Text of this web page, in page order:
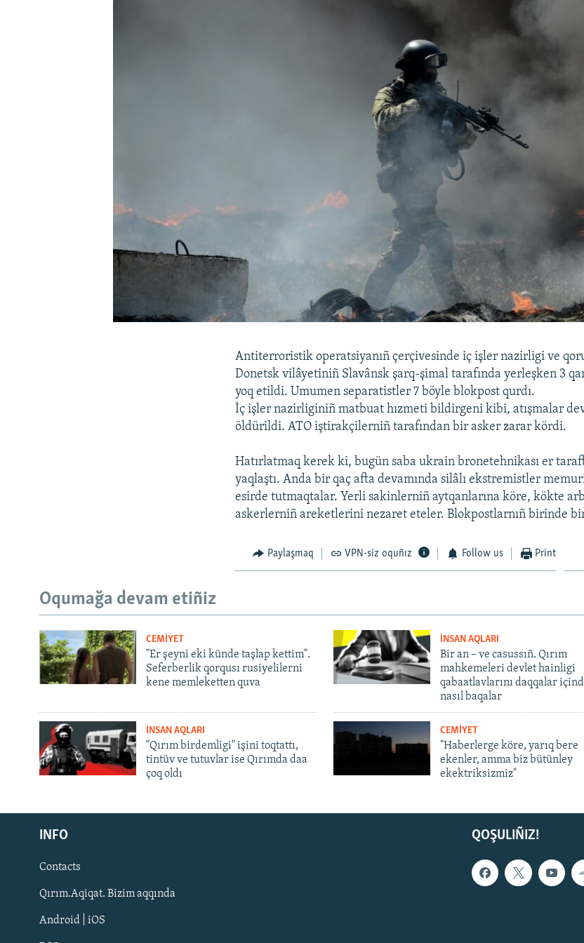
Русский
Українською
QOŞULIÑIZ!
Antiterroristik operatsiyanıñ çerçivesinde iç işler nazirligi ve
Donetsk vilâyetiniñ Slavânsk şarq-şimal tarafında yerleşken 3
yoq etildi. Umumen separatistler 7 böyle blokpost qurdı.
İç işler nazirliginiñ matbuat hızmeti bildirgeni kibi, atışmalar
öldürildi. ATO iştirakçilerniñ tarafından bir asker zarar kördi.
Hatırlatmaq kerek ki, bugün saba ukrain bronetehnikası er
yaqlaştı. Anda bir qaç afta devamında silâlı ekstremistler
esirde tutmaqtalar. Yerli sakinlerniñ aytqanlarına köre, kökte
askerlerniñ areketlerini nezaret eteler. Blokpostlarnıñ birinde bir
Paylaşmaq VPN-siz oquñız Follow us Print
Oqumağa devam etiñiz
CEMİYET
"Er şeyni eki künde taşlap kettim".
Seferberlik qorqusı rusiyelilerni
kene memleketten quva
İNSAN AQLARI
Bir an – ve casussıñ. Qırım
mahkemeleri devlet hainligi
qabaatlavlarını daqqalar
nasıl baqalar
İNSAN AQLARI
"Qırım birdemligi" işini toqtattı,
tintüv ve tutuvlar ise Qırımda daa
çoq oldı
CEMİYET
"Haberlerge köre, yarıq bere
ekenler, amma biz bütünley
ekektriksizmiz"
QOŞULIÑIZ!
INFO
Contacts
Qırım.Aqiqat. Bizim aqqında
Android | iOS